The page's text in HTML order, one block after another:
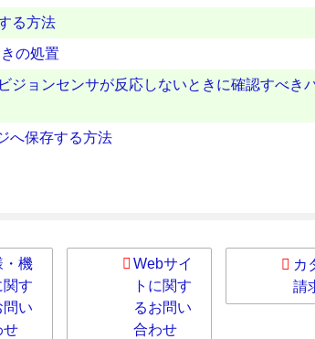
る方法
の処置
ジョンセンサが反応しないときに確認すべき
へ保存する方法
・機
関す
問い
せ
Webサイ
トに関す
るお問い
合わせ
カ
請